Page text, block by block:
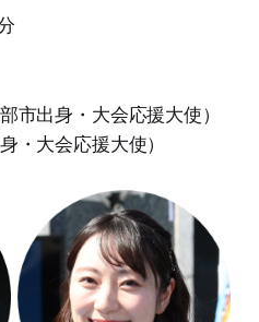
市出身・大会応援大使）
・大会応援大使）